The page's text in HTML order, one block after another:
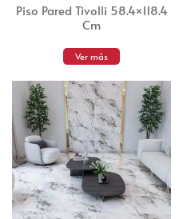
Piso Pared Tivolli 58.4×118.4
Cm
Ver más